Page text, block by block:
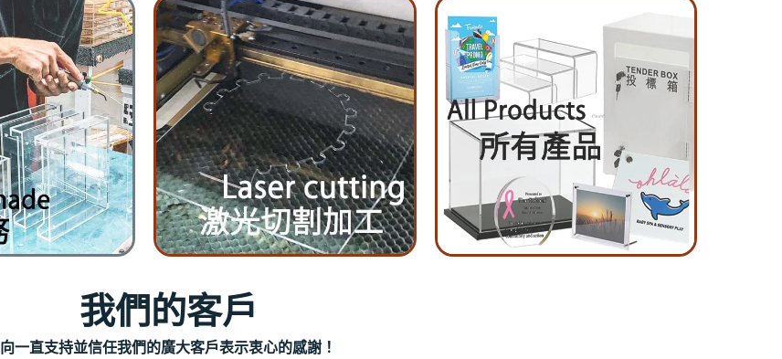
我們的客戶
向一直支持並信任我們的廣大客戶表示衷心的感謝！